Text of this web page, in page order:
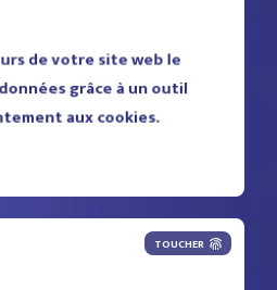
de votre site web le
grâce à un outil
aux cookies.
TOUCHER